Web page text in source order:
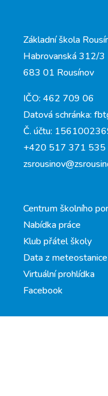
Základní škola
Habrovanská 312/3
683 01 Rousínov
IČO: 462 709 06
Datová schránka:
Č. účtu:
+420 517 371 535
Centrum školního
Nabídka práce
Klub přátel školy
Data z meteostanice
Virtuální prohlídka
Facebook